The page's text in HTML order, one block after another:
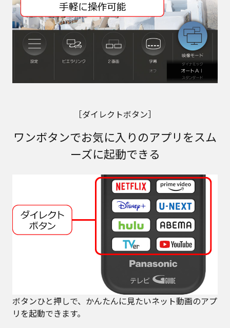
［ダイレクトボタン］
ワンボタンでお気に入りのアプリをスム
ーズに起動できる
ボタンひと押しで、かんたんに見たいネット動画のアプ
リを起動できます。